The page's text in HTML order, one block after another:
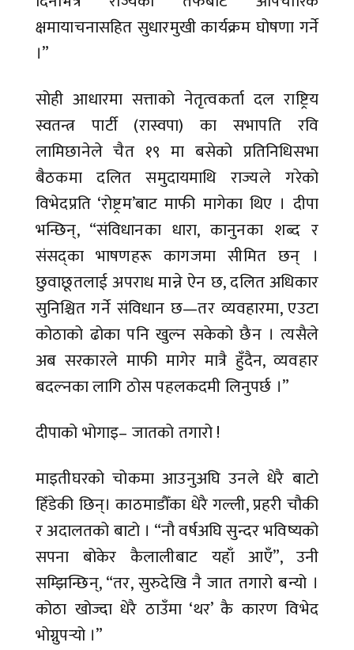
क्षमायाचनासहित सुधारमुखी कार्यक्रम घोषणा गर्ने
।”
सोही आधारमा सत्ताको नेतृत्वकर्ता दल राष्ट्रिय
स्वतन्त्र पार्टी (रास्वपा) का सभापति रवि
लामिछानेले चैत १९ मा बसेको प्रतिनिधिसभा
बैठकमा दलित समुदायमाथि राज्यले गरेको
विभेदप्रति ‘रोष्ट्रम’बाट माफी मागेका थिए । दीपा
भन्छिन्, “संविधानका धारा, कानुनका शब्द र
संसद्का भाषणहरू कागजमा सीमित छन् ।
छुवाछूतलाई अपराध मान्ने ऐन छ, दलित अधिकार
सुनिश्चित गर्ने संविधान छ—तर व्यवहारमा, एउटा
कोठाको ढोका पनि खुल्न सकेको छैन । त्यसैले
अब सरकारले माफी मागेर मात्रै हुँदैन, व्यवहार
बदल्नका लागि ठोस पहलकदमी लिनुपर्छ ।”
दीपाको भोगाइ– जातको तगारो !
माइतीघरको चोकमा आउनुअघि उनले धेरै बाटो
हिँडेकी छिन्। काठमाडौँका धेरै गल्ली, प्रहरी चौकी
र अदालतको बाटो । “नौ वर्षअघि सुन्दर भविष्यको
सपना बोकेर कैलालीबाट यहाँ आएँ”, उनी
सम्झिन्छिन्, “तर, सुरुदेखि नै जात तगारो बन्यो ।
कोठा खोज्दा धेरै ठाउँमा ‘थर’ कै कारण विभेद
भोग्नुपर्‍यो ।”